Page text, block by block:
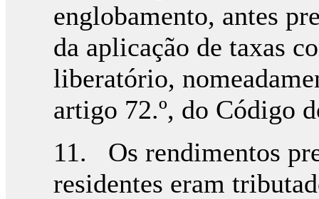
englobamento, antes
da aplicação de taxas
liberatório,
artigo 72.º, do Código
11. Os rendimentos
residentes eram